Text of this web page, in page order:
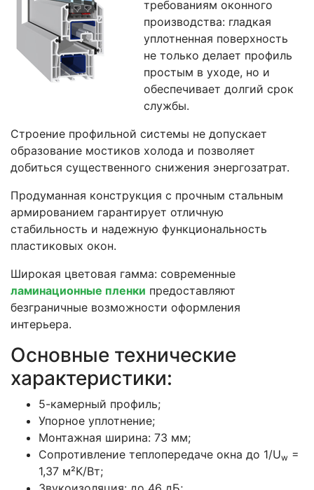
требованиям оконного
производства: гладкая
уплотненная поверхность
не только делает профиль
простым в уходе, но и
обеспечивает долгий срок
службы.
Строение профильной системы не допускает
образование мостиков холода и позволяет
добиться существенного снижения энергозатрат.
Продуманная конструкция с прочным стальным
армированием гарантирует отличную
стабильность и надежную функциональность
пластиковых окон.
Широкая цветовая гамма: современные
ламинационные пленки предоставляют
безграничные возможности оформления
интерьера.
Основные технические
характеристики:
5-камерный профиль;
Упорное уплотнение;
Монтажная ширина: 73 мм;
Сопротивление теплопередаче окна до 1/Uw =
1,37 м²K/Вт;